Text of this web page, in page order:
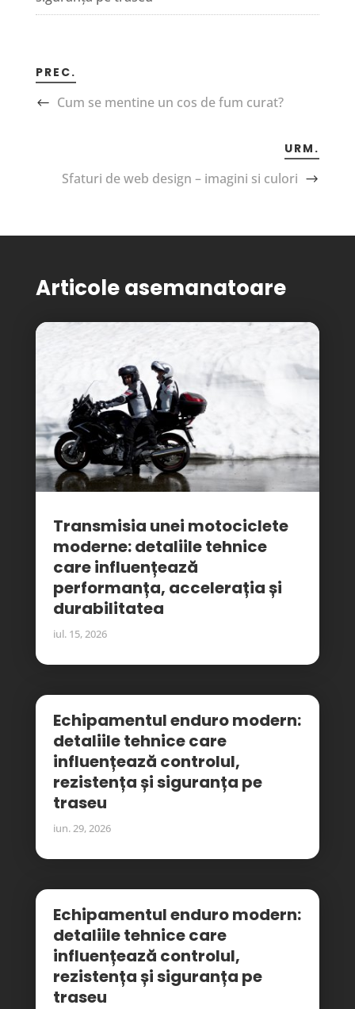
PREC.
Cum se mentine un cos de fum curat?
URM.
Sfaturi de web design – imagini si culori
Articole asemanatoare
Transmisia unei motociclete
moderne: detaliile tehnice
care influențează
performanța, accelerația și
durabilitatea
iul. 15, 2026
Echipamentul enduro modern:
detaliile tehnice care
influențează controlul,
rezistența și siguranța pe
traseu
iun. 29, 2026
Echipamentul enduro modern:
detaliile tehnice care
influențează controlul,
rezistența și siguranța pe
traseu